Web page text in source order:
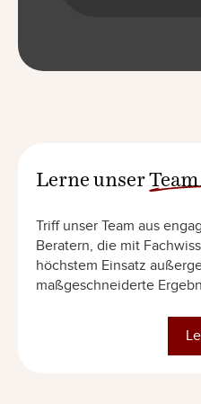
Lerne unser
Triff unser Team aus
Beratern, die mit
höchstem Einsatz
maßgeschneiderte